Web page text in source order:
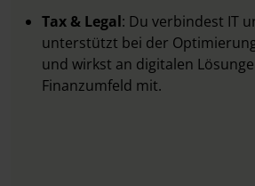
Tax & Legal: Du verbindest IT
unterstützt bei der
und wirkst an digitalen
Finanzumfeld mit.